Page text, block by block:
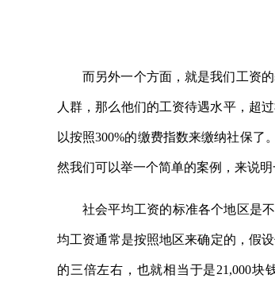
而另外一个方面，就是我们工资
人群，那么他们的工资待遇水平，超
以按照300%的缴费指数来缴纳社保
然我们可以举一个简单的案例，来说明
社会平均工资的标准各个地区是
均工资通常是按照地区来确定的，假
的三倍左右，也就相当于是21,000块